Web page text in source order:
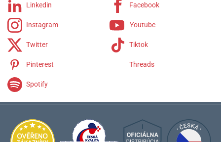
Linkedin Facebook
Instagram Youtube
Twitter Tiktok
Pinterest Threads
Spotify